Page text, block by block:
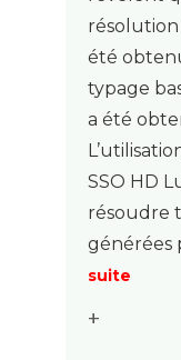
été
typage
a été
SSO HD
résoudre
générées
suite
+